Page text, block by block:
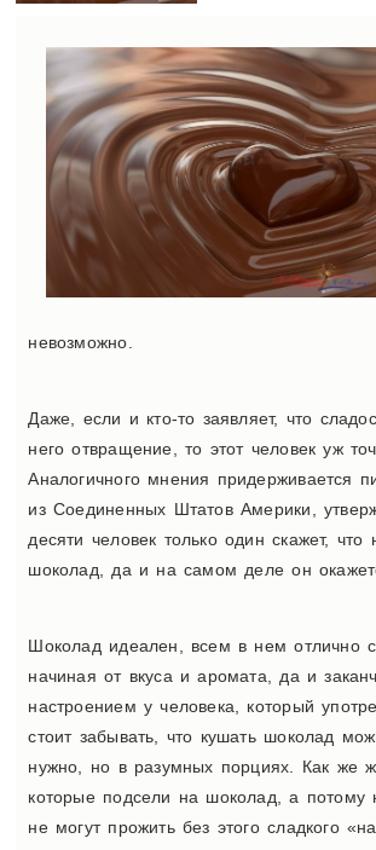
невозможно.
Даже, если и кто-то заявляет, что
него отвращение, то этот человек уж
Аналогичного мнения придерживается
из Соединенных Штатов Америки,
десяти человек только один скажет, что
шоколад, да и на самом деле он
Шоколад идеален, всем в нем отлично
начиная от вкуса и аромата, да и
настроением у человека, который
стоит забывать, что кушать шоколад
нужно, но в разумных порциях. Как же
которые подсели на шоколад, а потому
не могут прожить без этого сладкого